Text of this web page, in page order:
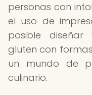
personas con
el uso de
posible
gluten con
un mundo de
culinario.